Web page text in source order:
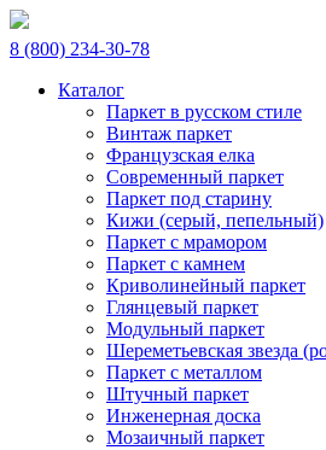
8 (800) 234-30-78
Каталог
Паркет в русском стиле
Винтаж паркет
Французская елка
Современный паркет
Паркет под старину
Кижи (серый, пепельный)
Паркет с мрамором
Паркет с камнем
Криволинейный паркет
Глянцевый паркет
Модульный паркет
Шереметьевская звезда
Паркет с металлом
Штучный паркет
Инженерная доска
Мозаичный паркет